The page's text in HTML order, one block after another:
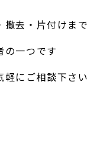
撤去・片付けまで
の一つです
にご相談下さい